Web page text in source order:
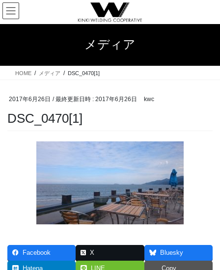
コ
ン
テ
ス
ナ
ビ
ゲ
ン
メディア
HOME メディア DSC_0470[1]
2017年6月26日 / 最終更新日時 : 2017年6月26日 kwc
DSC_0470[1]
Facebook X Bluesky
Hatena LINE Copy